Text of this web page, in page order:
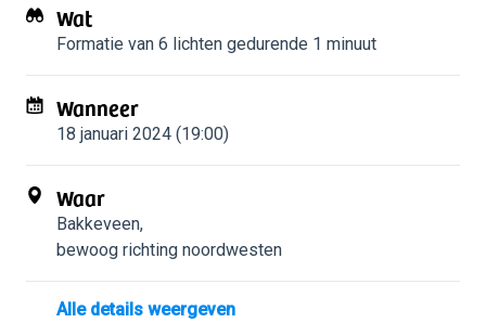
Wat
Formatie van 6 lichten gedurende 1 minuut
Wanneer
18 januari 2024 (19:00)
Waar
Bakkeveen,
bewoog richting noordwesten
Alle details weergeven